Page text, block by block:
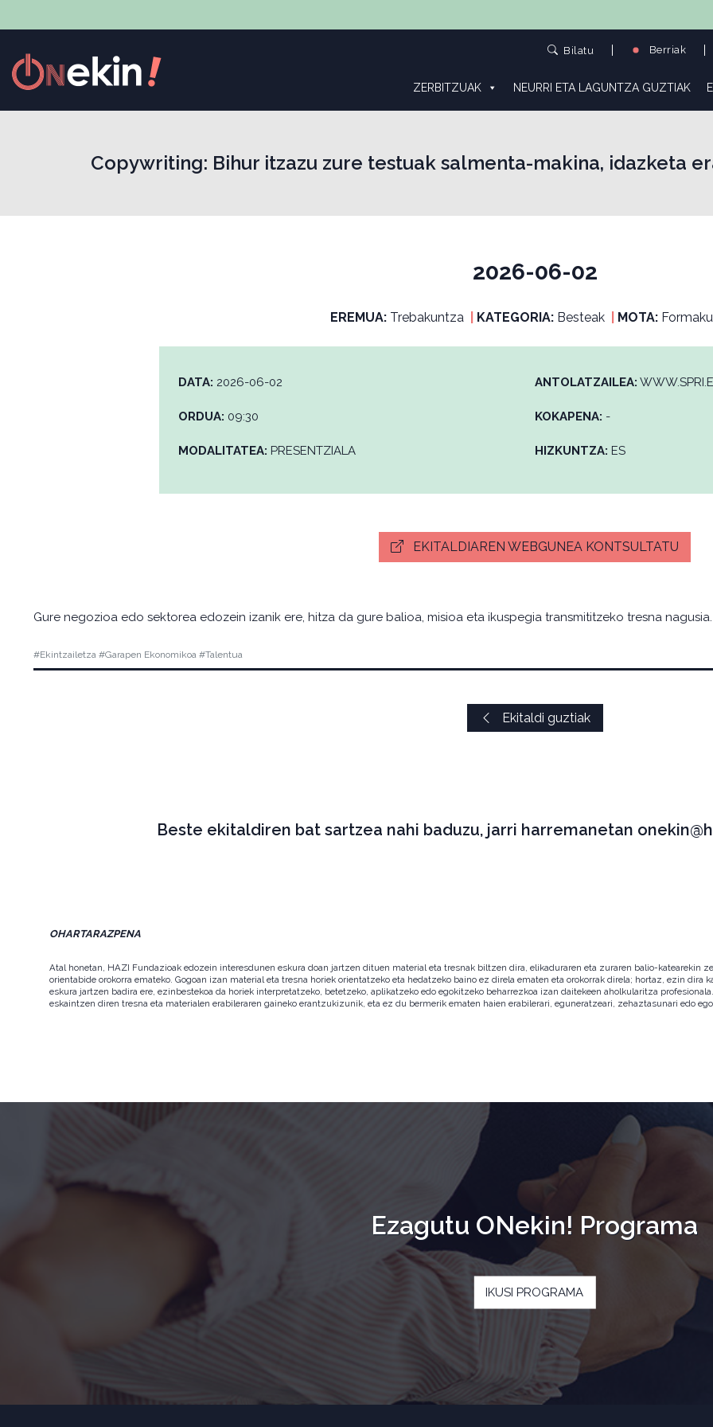
Bilatu Berriak
ZERBITZUAK NEURRI ETA LAGUNTZA GUZTIAK
Copywriting: Bihur itzazu zure testuak salmenta-makina, idazketa
2026-06-02
EREMUA: Trebakuntza KATEGORIA: Besteak MOTA:
DATA: 2026-06-02
ORDUA: 09:30
MODALITATEA: PRESENTZIALA
ANTOLATZAILEA:
KOKAPENA: -
HIZKUNTZA: ES
EKITALDIAREN WEBGUNEA KONTSULTATU
Gure negozioa edo sektorea edozein izanik ere, hitza da gure balioa, misioa eta ikuspegia transmititzeko tresna nagusia.
#Ekintzailetza #Garapen Ekonomikoa #Talentua
Ekitaldi guztiak
Beste ekitaldiren bat sartzea nahi baduzu, jarri harremanetan
OHARTARAZPENA
Atal honetan, HAZI Fundazioak edozein interesdunen eskura doan jartzen dituen material eta tresnak biltzen dira, elikaduraren eta zuraren balio-katearekin
orientabide orokorra emateko. Gogoan izan material eta tresna horiek orientatzeko eta hedatzeko baino ez direla ematen eta orokorrak direla; hortaz, ezin
eskura jartzen badira ere, ezinbestekoa da horiek interpretatzeko, betetzeko, aplikatzeko edo egokitzeko beharrezkoa izan daitekeen aholkularitza
eskaintzen diren tresna eta materialen erabileraren gaineko erantzukizunik, eta ez du bermerik ematen haien erabilerari, eguneratzeari, zehaztasunari edo
Ezagutu ONekin! Programa
IKUSI PROGRAMA